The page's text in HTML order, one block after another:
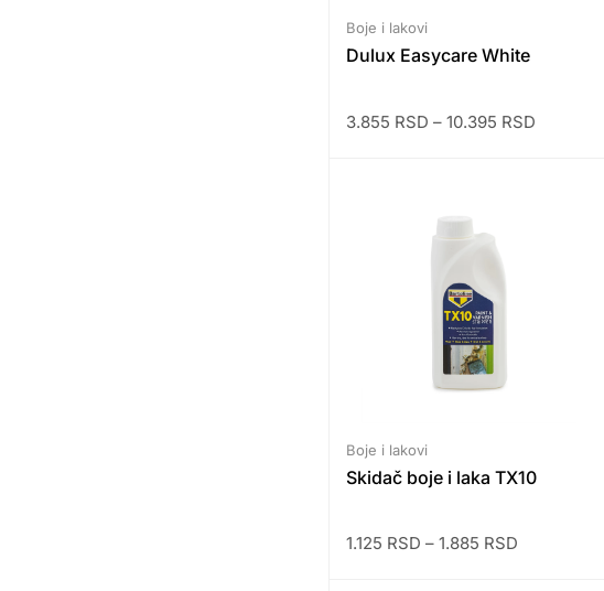
Boje i lakovi
Dulux Easycare White
3.855 RSD – 10.395 RSD
Boje i lakovi
Skidač boje i laka TX10
1.125 RSD – 1.885 RSD